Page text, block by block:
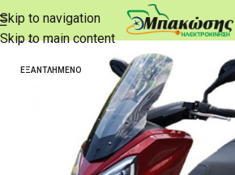
Skip to navigation
Skip to main content
Αρχική σελίδα e-Scooters
ΕΞΑΝΤΛΗΜΈΝΟ